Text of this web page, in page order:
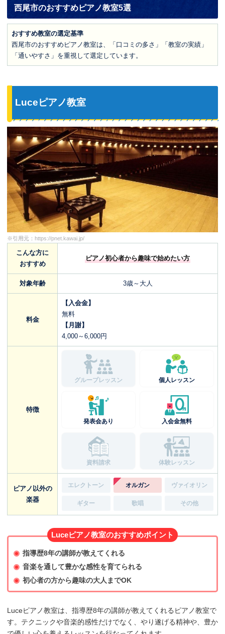
西尾市のおすすめピアノ教室5選
おすすめ教室の選定基準
西尾市のおすすめピアノ教室は、「口コミの多さ」「教室の実績」
「通いやすさ」を重視して選定しています。
Luceピアノ教室
※引用元： https://pnet.kawai.jp/
こんな方に
おすすめ
ピアノ初心者から趣味で始めたい方
対象年齢 3歳～大人
料金
【入会金】
無料
【月謝】
4,000～6,000円
特徴
グループレッスン 個人レッスン
発表会あり 入会金無料
資料請求 体験レッスン
ピアノ以外の
楽器
エレクトーン オルガン ヴァイオリン
ギター 歌唱 その他
Luceピアノ教室のおすすめポイント
指導歴8年の講師が教えてくれる
音楽を通して豊かな感性を育てられる
初心者の方から趣味の大人までOK
Luceピアノ教室は、指導歴8年の講師が教えてくれるピアノ教室で
す。テクニックや音楽的感性だけでなく、やり遂げる精神や、豊か